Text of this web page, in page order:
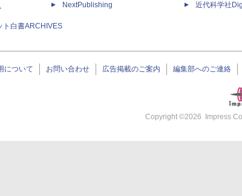
ト白書ARCHIVES
NextPublishing
近代科学社
について お問い合わせ 広告掲載のご案内 編集部へのご連絡
Copyright ©2026 Impress